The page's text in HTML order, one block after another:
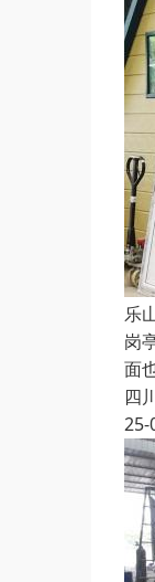
乐
岗
面
四
25-